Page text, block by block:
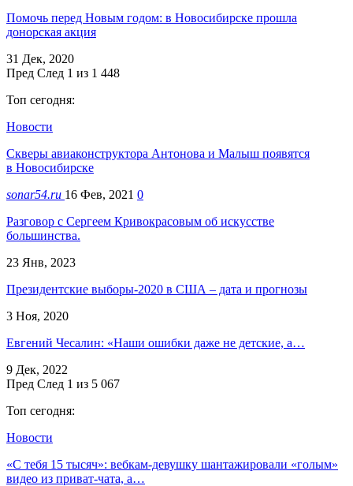
Помочь перед Новым годом: в Новосибирске прошла
донорская акция
31 Дек, 2020
Пред След 1 из 1 448
Топ сегодня:
Новости
Скверы авиаконструктора Антонова и Малыш появятся
в Новосибирске
sonar54.ru 16 Фев, 2021 0
Разговор с Сергеем Кривокрасовым об искусстве
большинства.
23 Янв, 2023
Президентские выборы-2020 в США – дата и прогнозы
3 Ноя, 2020
Евгений Чесалин: «Наши ошибки даже не детские, а…
9 Дек, 2022
Пред След 1 из 5 067
Топ сегодня:
Новости
«С тебя 15 тысяч»: вебкам-девушку шантажировали «голым»
видео из приват-чата, а…